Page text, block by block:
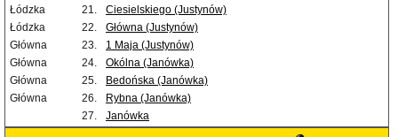
Łódzka
21.
Ciesielskiego (Justynów)
Łódzka
22.
Główna (Justynów)
Główna
23.
1 Maja (Justynów)
Główna
24.
Okólna (Janówka)
Główna
25.
Bedońska (Janówka)
Główna
26.
Rybna (Janówka)
27.
Janówka